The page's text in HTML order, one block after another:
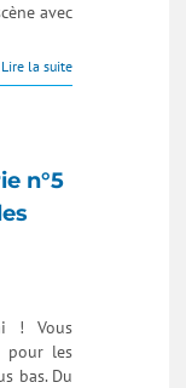
avec
Lire la suite
n°5
! Vous
pour les
bas. Du